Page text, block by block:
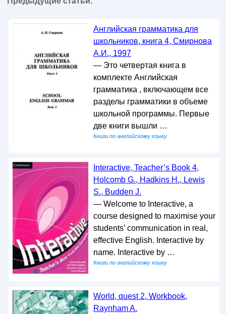
Английская грамматика для
школьников, книга 4, Смирнова
А.И., 1997
— Это четвертая книга в
комплекте Английская
грамматика , включающем все
разделы грамматики в объеме
школьной программы. Первые
две книги вышли …
Книги по английскому языку
Interactive, Teacher’s Book 4,
Holcomb G., Hadkins H., Lewis
S., Budden J.
— Welcome to Interactive, a
course designed to maximise your
students’ communication in real,
effective English. Interactive by
name. Interactive by …
Книги по английскому языку
World, quest 2, Workbook,
Raynham A.